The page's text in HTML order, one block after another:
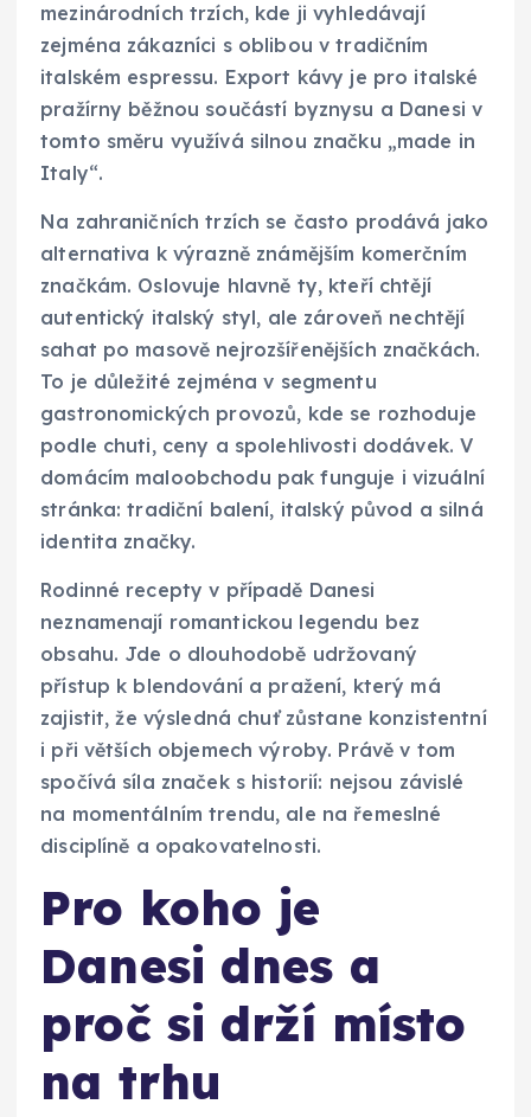
mezinárodních trzích, kde ji vyhledávají
zejména zákazníci s oblibou v tradičním
italském espressu. Export kávy je pro italské
pražírny běžnou součástí byznysu a Danesi v
tomto směru využívá silnou značku „made in
Italy“.
Na zahraničních trzích se často prodává jako
alternativa k výrazně známějším komerčním
značkám. Oslovuje hlavně ty, kteří chtějí
autentický italský styl, ale zároveň nechtějí
sahat po masově nejrozšířenějších značkách.
To je důležité zejména v segmentu
gastronomických provozů, kde se rozhoduje
podle chuti, ceny a spolehlivosti dodávek. V
domácím maloobchodu pak funguje i vizuální
stránka: tradiční balení, italský původ a silná
identita značky.
Rodinné recepty v případě Danesi
neznamenají romantickou legendu bez
obsahu. Jde o dlouhodobě udržovaný
přístup k blendování a pražení, který má
zajistit, že výsledná chuť zůstane konzistentní
i při větších objemech výroby. Právě v tom
spočívá síla značek s historií: nejsou závislé
na momentálním trendu, ale na řemeslné
disciplíně a opakovatelnosti.
Pro koho je
Danesi dnes a
proč si drží místo
na trhu